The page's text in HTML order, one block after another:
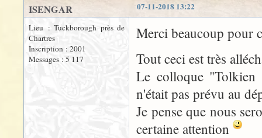
07-11-2018 13:22
ISENGAR
Lieu : Tuckborough près de
Chartres
Inscription : 2001
Messages : 5 117
Merci beaucoup pour
Tout ceci est très
Le colloque "Tolkien
n'était pas prévu au
Je pense que nous
certaine attention